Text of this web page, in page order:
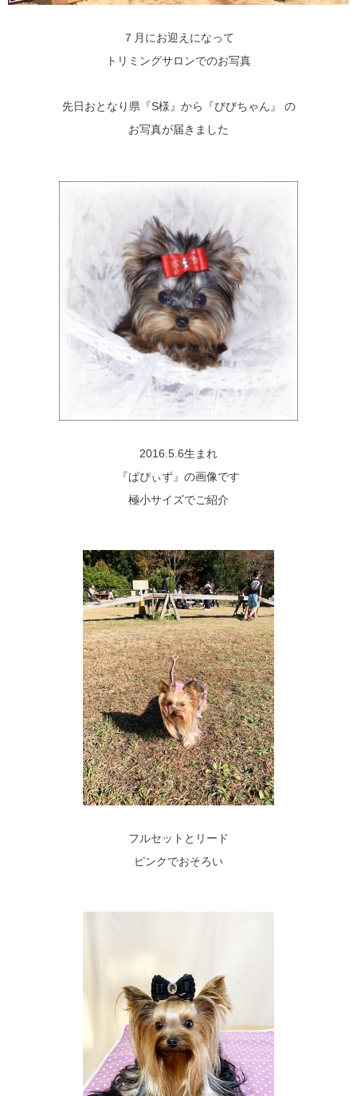
７月にお迎えになって
トリミングサロンでのお写真
先日おとなり県『S様』から『びびちゃん』 の
お写真が届きました
2016.5.6生まれ
『ぱぴぃず』の画像です
極小サイズでご紹介
フルセットとリード
ピンクでおそろい